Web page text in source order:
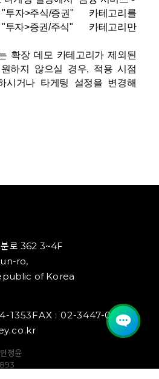
자>주식/증권" 카테고리를
"투자>증권/주식" 카테고리만
확장 데모 카테고리가 제외된
하지 않으실 경우, 적용 시점
시거나 타게팅 설정을 변경해
분로 362 3~4F
ro,
of Korea
1353FAX : 02-3447-0700
정윤